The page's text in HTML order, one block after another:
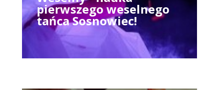
pierwszego weselnego
tańca Sosnowiec!